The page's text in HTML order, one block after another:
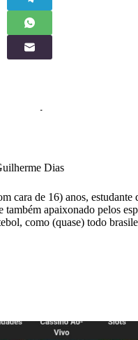
Dias
cara de 16) anos, estudante
também apaixonado pelos
como (quase) todo